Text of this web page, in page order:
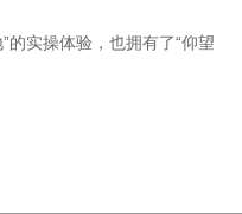
的实操体验，也拥有了“仰望